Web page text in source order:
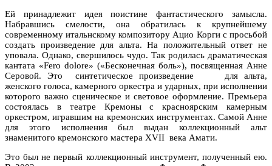
Ей принадлежит идея поистине фантастического замысла.
Набравшись смелости, она обратилась к крупнейшему
современному итальнскому композитору Ацио Корги с просьбой
создать произведение для альта. На положительный ответ не
уповала. Однако, свершилось чудо. Так родилась драматическая
кантата «Fero dolore» («Бесконечная боль»), посвященная Анне
Серовой. Это синтетическое произведение для альта,
женского голоса, камерного оркестра и ударных, при исполнении
которого важно сценическое и световое оформление. Премьера
состоялась в театре Кремоны с красноярским камерным
оркестром, игравшим на кремонских инструментах. Самой Анне
для этого исполнения был выдан коллекционный альт
знаменитого кремонского мастера XVII века Амати.
Это был не первый коллекционный инструмент, полученный ею.